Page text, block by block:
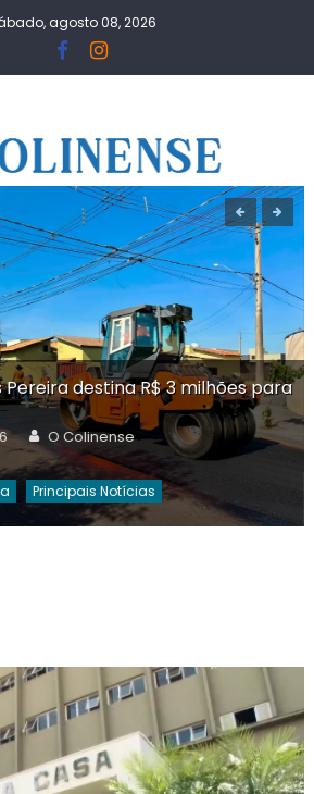
agosto 08, 2026
destina R$ 3 milhões para
Author
O Colinense
Principais Notícias